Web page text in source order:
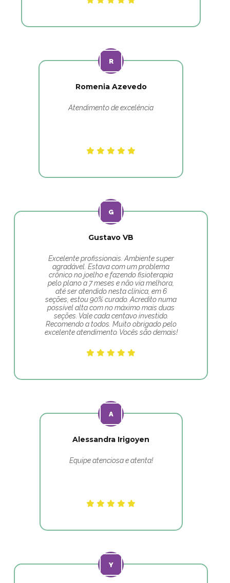
Romenia Azevedo
Atendimento de excelência
Gustavo VB
Excelente profissionais. Ambiente super
agradável. Estava com um problema
crônico no joelho e fazendo fisioterapia
pelo plano a 7 meses e não via melhora,
até ser atendido nesta clínica, em 6
seções, estou 90% curado. Acredito numa
possível alta com no máximo mais duas
seções. Vale cada centavo investido.
Recomendo a todos. Muito obrigado pelo
excelente atendimento. Vocês são demais!
Alessandra Irigoyen
Equipe atenciosa e atenta!